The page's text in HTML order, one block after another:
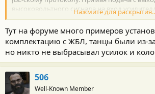
высоковольтного сигнала на вход
хорошему не приводит.
На американском форуме году в 14...15-м
пробовали замену JBL головы и на
китайские. В результате никому не удалось
китайцев, ни Alpine, ни обычные с
тому, что усилитель надо выбрасывать и
динамиков напрямую к новой голове. Или к
усилителю.
Нажмите для
Тут на форуме много примеров
комплектацию с ЖБЛ, танцы были из-
но никто не выбрасывал усилок и
506
Well-Known Member